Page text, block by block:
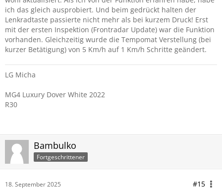
ich das gleich ausprobiert. Und beim gedrückt halten der
Lenkradtaste passierte nicht mehr als bei kurzem Druck! Erst
mit der ersten Inspektion (Frontradar Update) war die Funktion
vorhanden. Gleichzeitig wurde die Tempomat Verstellung (bei
kurzer Betätigung) von 5 Km/h auf 1 Km/h Schritte geändert.
LG Micha
MG4 Luxury Dover White 2022
R30
Bambulko
Fortgeschrittener
18. September 2025 #15